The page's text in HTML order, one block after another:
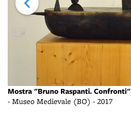
Mostra "Bruno Raspanti. Confronti"
- Museo Medievale (BO) - 2017